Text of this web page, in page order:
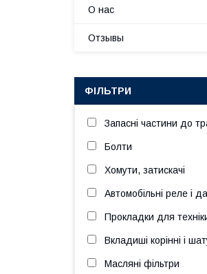
О нас
Отзывы
ФІЛЬТРИ
Запасні частини до
Болти
Хомути, затискачі
Автомобільні реле і
Прокладки для
Вкладиші корінні і
Масляні фільтри